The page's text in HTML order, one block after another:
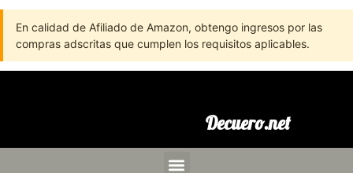
En calidad de Afiliado de Amazon, obtengo ingresos por las
compras adscritas que cumplen los requisitos aplicables.
Decuero.net